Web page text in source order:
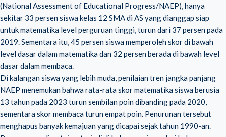
(National Assessment of Educational Progress/NAEP), hanya
sekitar 33 persen siswa kelas 12 SMA di AS yang dianggap siap
untuk matematika level perguruan tinggi, turun dari 37 persen pada
2019. Sementara itu, 45 persen siswa memperoleh skor di bawah
level dasar dalam matematika dan 32 persen berada di bawah level
dasar dalam membaca.
Di kalangan siswa yang lebih muda, penilaian tren jangka panjang
NAEP menemukan bahwa rata-rata skor matematika siswa berusia
13 tahun pada 2023 turun sembilan poin dibanding pada 2020,
sementara skor membaca turun empat poin. Penurunan tersebut
menghapus banyak kemajuan yang dicapai sejak tahun 1990-an.